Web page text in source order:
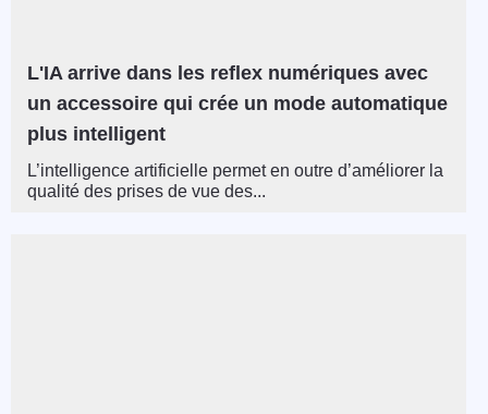
L'IA arrive dans les reflex numériques avec
un accessoire qui crée un mode automatique
plus intelligent
L’intelligence artificielle permet en outre d’améliorer la
qualité des prises de vue des...